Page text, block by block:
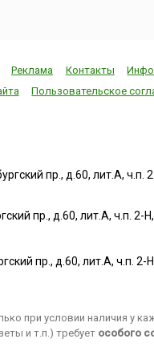
Реклама Контакты
Пользовательское
пр., д.60, лит.А, ч.п.
пр., д.60, лит.А, ч.п. 2-
пр., д.60, лит.А, ч.п. 2-
при условии наличия у
и т.п.) требует особого